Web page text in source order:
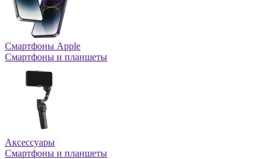
Смартфоны Apple
Смартфоны и планшеты
Аксессуары
Смартфоны и планшеты